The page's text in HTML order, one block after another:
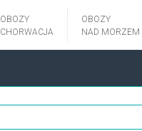
OBOZY
CHORWACJA
OBOZY
NAD MORZEM